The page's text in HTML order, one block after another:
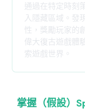
通過在特定時刻
入隱藏區域。發
性，獎勵玩家的
偉大復古遊戲體
索遊戲世界。
掌握（假設）